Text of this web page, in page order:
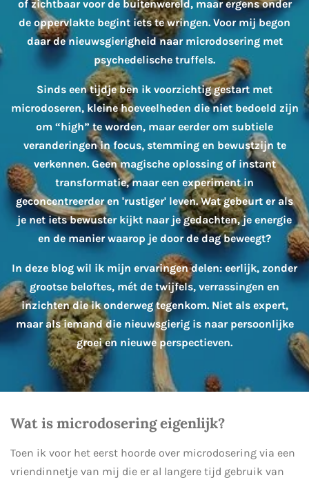
of zichtbaar voor de buitenwereld, maar ergens onder
de oppervlakte begint iets te wringen. Voor mij begon
daar de nieuwsgierigheid naar microdosering met
psychedelische truffels.
Sinds een tijdje ben ik voorzichtig gestart met
microdoseren, kleine hoeveelheden die niet bedoeld zijn
om “high” te worden, maar eerder om subtiele
veranderingen in focus, stemming en bewustzijn te
verkennen. Geen magische oplossing of instant
transformatie, maar een experiment in
geconcentreerder en 'rustiger' leven. Wat gebeurt er als
je net iets bewuster kijkt naar je gedachten, je energie
en de manier waarop je door de dag beweegt?
In deze blog wil ik mijn ervaringen delen: eerlijk, zonder
grootse beloftes, mét de twijfels, verrassingen en
inzichten die ik onderweg tegenkom. Niet als expert,
maar als iemand die nieuwsgierig is naar persoonlijke
groei en nieuwe perspectieven.
Wat is microdosering eigenlijk?
Toen ik voor het eerst hoorde over microdosering via een
vriendinnetje van mij die er al langere tijd gebruik van